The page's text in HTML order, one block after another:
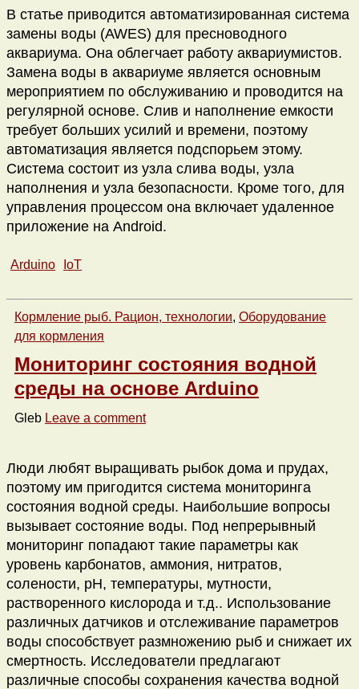
В статье приводится автоматизированная система
замены воды (AWES) для пресноводного
аквариума. Она облегчает работу аквариумистов.
Замена воды в аквариуме является основным
мероприятием по обслуживанию и проводится на
регулярной основе. Слив и наполнение емкости
требует больших усилий и времени, поэтому
автоматизация является подспорьем этому.
Система состоит из узла слива воды, узла
наполнения и узла безопасности. Кроме того, для
управления процессом она включает удаленное
приложение на Android.
Arduino IoT
Кормление рыб. Рацион, технологии, Оборудование
для кормления
Мониторинг состояния водной
среды на основе Arduino
Gleb Leave a comment
Люди любят выращивать рыбок дома и прудах,
поэтому им пригодится система мониторинга
состояния водной среды. Наибольшие вопросы
вызывает состояние воды. Под непрерывный
мониторинг попадают такие параметры как
уровень карбонатов, аммония, нитратов,
солености, pH, температуры, мутности,
растворенного кислорода и т.д.. Использование
различных датчиков и отслеживание параметров
воды способствует размножению рыб и снижает их
смертность. Исследователи предлагают
различные способы сохранения качества водной